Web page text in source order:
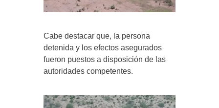
Cabe destacar que, la persona
detenida y los efectos asegurados
fueron puestos a disposición de las
autoridades competentes.